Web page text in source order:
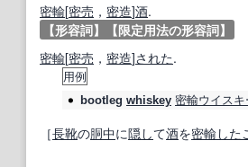
密輸[密売 ， 密造]酒.
【形容詞】
【限定用法の形容詞】
密輸[密売 ， 密造]された.
用例
bootleg whiskey 密輸ウイスキ
［長靴の胴中に隠して酒を密輸した